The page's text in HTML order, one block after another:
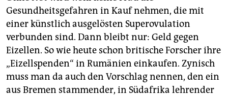
Gesundheitsgefahren in Kauf nehmen, die mit
einer künstlich ausgelösten Superovulation
verbunden sind. Dann bleibt nur: Geld gegen
Eizellen. So wie heute schon britische Forscher ihre
„Eizellspenden“ in Rumänien einkaufen. Zynisch
muss man da auch den Vorschlag nennen, den ein
aus Bremen stammender, in Südafrika lehrender